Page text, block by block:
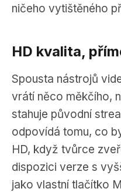
ničeho vytištěného
HD kvalita,
Spousta nástrojů
vrátí něco měkčího,
stahuje původní
odpovídá tomu, co
HD, když tvůrce
dispozici verze s
jako vlastní tlačítko